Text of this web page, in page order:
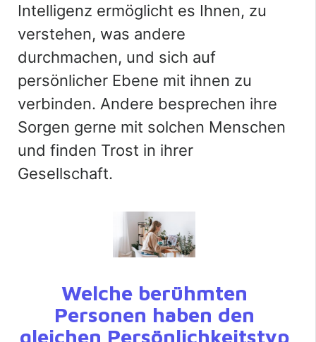
Intelligenz ermöglicht es Ihnen, zu
verstehen, was andere
durchmachen, und sich auf
persönlicher Ebene mit ihnen zu
verbinden. Andere besprechen ihre
Sorgen gerne mit solchen Menschen
und finden Trost in ihrer
Gesellschaft.
Welche berühmten
Personen haben den
gleichen Persönlichkeitstyp